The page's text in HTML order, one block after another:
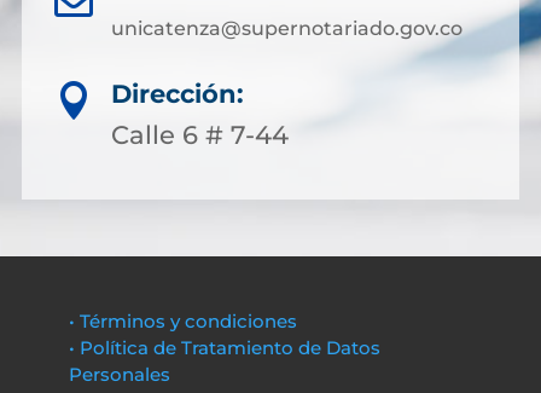
unicatenza@supernotariado.gov.co

Dirección:
Calle 6 # 7-44
• Términos y condiciones
• Política de Tratamiento de Datos
Personales